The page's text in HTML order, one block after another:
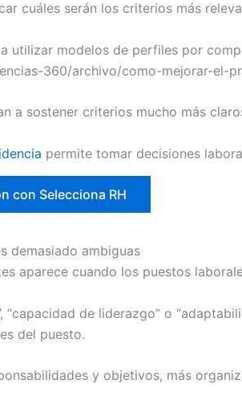
cuáles serán los criterios más
utilizar modelos de perfiles por
360/archivo/como-mejorar-el-
a sostener criterios mucho más
permite tomar decisiones
con Selecciona RH
demasiado ambiguas
aparece cuando los puestos
“capacidad de liderazgo” o
del puesto.
y objetivos, más